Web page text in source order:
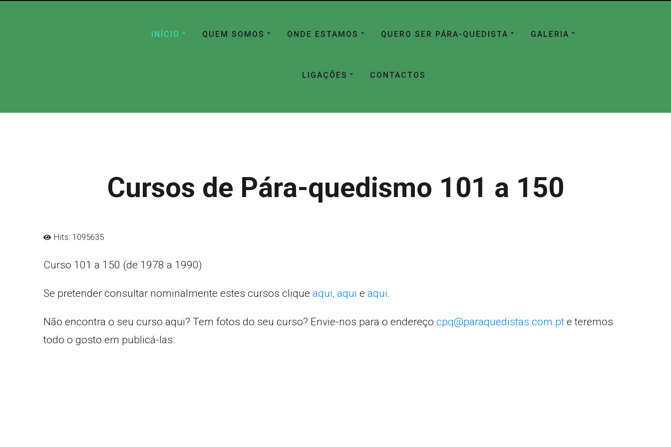
INÍCIO QUEM SOMOS ONDE ESTAMOS QUERO SER PÁRA-QUEDISTA GALERIA
LIGAÇÕES CONTACTOS
Cursos de Pára-quedismo 101 a 150
Hits: 1095635
Curso 101 a 150 (de 1978 a 1990)
Se pretender consultar nominalmente estes cursos clique aqui, aqui e aqui.
Não encontra o seu curso aqui? Tem fotos do seu curso? Envie-nos para o endereço cpq@paraquedistas.com.pt e teremos
todo o gosto em publicá-las.